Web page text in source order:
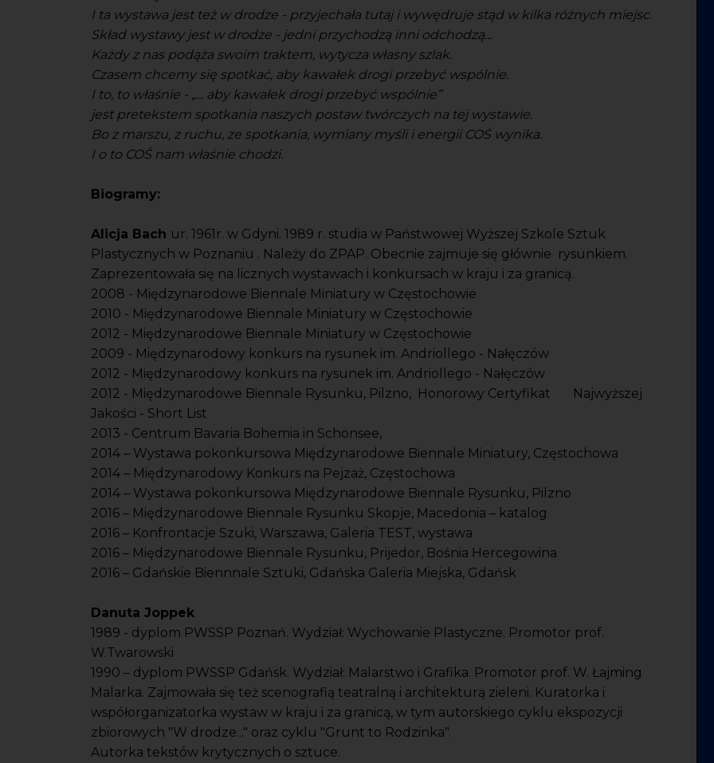
I ta wystawa jest też w drodze - przyjechała tutaj i wywędruje stąd w kilka różnych miejsc.
Skład wystawy jest w drodze - jedni przychodzą inni odchodzą...
Każdy z nas podąża swoim traktem, wytycza własny szlak.
Czasem chcemy się spotkać, aby kawałek drogi przebyć wspólnie.
I to, to właśnie - „... aby kawałek drogi przebyć wspólnie”
jest pretekstem spotkania naszych postaw twórczych na tej wystawie.
Bo z marszu, z ruchu, ze spotkania, wymiany myśli i energii COŚ wynika.
I o to COŚ nam właśnie chodzi.
Biogramy:
Alicja Bach ur. 1961r. w Gdyni. 1989 r. studia w Państwowej Wyższej Szkole Sztuk
Plastycznych w Poznaniu . Należy do ZPAP. Obecnie zajmuje się głównie rysunkiem.
Zaprezentowała się na licznych wystawach i konkursach w kraju i za granicą.
2008 - Międzynarodowe Biennale Miniatury w Częstochowie
2010 - Międzynarodowe Biennale Miniatury w Częstochowie
2012 - Międzynarodowe Biennale Miniatury w Częstochowie
2009 - Międzynarodowy konkurs na rysunek im. Andriollego - Nałęczów
2012 - Międzynarodowy konkurs na rysunek im. Andriollego - Nałęczów
2012 - Międzynarodowe Biennale Rysunku, Pilzno, Honorowy Certyfikat Najwyższej
Jakości - Short List
2013 - Centrum Bavaria Bohemia in Schönsee,
2014 – Wystawa pokonkursowa Międzynarodowe Biennale Miniatury, Częstochowa
2014 – Międzynarodowy Konkurs na Pejzaż, Częstochowa
2014 – Wystawa pokonkursowa Międzynarodowe Biennale Rysunku, Pilzno
2016 – Międzynarodowe Biennale Rysunku Skopje, Macedonia – katalog
2016 – Konfrontacje Szuki, Warszawa, Galeria TEST, wystawa
2016 – Międzynarodowe Biennale Rysunku, Prijedor, Bośnia Hercegowina
2016 – Gdańskie Biennnale Sztuki, Gdańska Galeria Miejska, Gdańsk
Danuta Joppek
1989 - dyplom PWSSP Poznań. Wydział: Wychowanie Plastyczne. Promotor prof.
W.Twarowski
1990 – dyplom PWSSP Gdańsk. Wydział: Malarstwo i Grafika. Promotor prof. W. Łajming
Malarka. Zajmowała się też scenografią teatralną i architekturą zieleni. Kuratorka i
współorganizatorka wystaw w kraju i za granicą, w tym autorskiego cyklu ekspozycji
zbiorowych "W drodze..." oraz cyklu "Grunt to Rodzinka".
Autorka tekstów krytycznych o sztuce.